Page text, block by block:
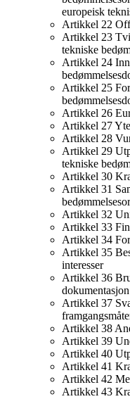
europeisk
Artikkel 22
Artikkel 23
tekniske
Artikkel 24
Artikkel 25
Artikkel 26
Artikkel 27
Artikkel 28
Artikkel 29
tekniske
Artikkel 30
Artikkel 31
Artikkel 32
Artikkel 33
Artikkel 34
Artikkel 35
interesser
Artikkel 36
dokumentasjon
Artikkel 37
Artikkel 38
Artikkel 39
Artikkel 40
Artikkel 41
Artikkel 42
Artikkel 43